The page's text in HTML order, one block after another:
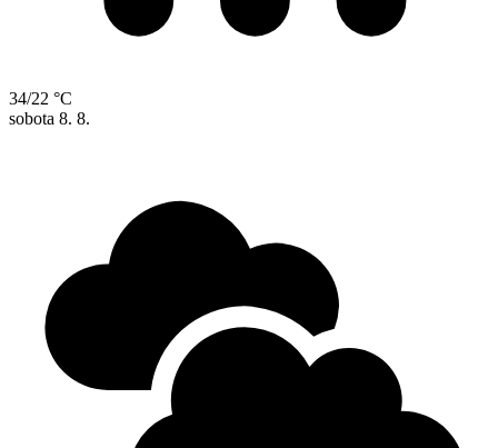
34/22 °C
sobota 8. 8.